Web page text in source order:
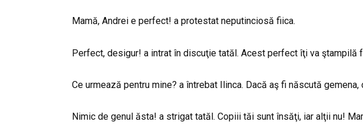
Mamă, Andrei e perfect! a protestat neputinciosă fiica.
Perfect, desigur! a intrat în discuţie tatăl. Acest perfect îţi va ştampilă
Ce urmează pentru mine? a întrebat Ilinca. Dacă aş fi născută
Nimic de genul ăsta! a strigat tatăl. Copiii tăi sunt însăţi, iar alţii nu!